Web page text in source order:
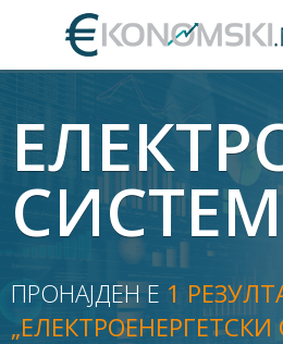
АКТУЕЛНО
ЕКОНОМИЈА
ФИНАНСИИ
БАНКАРСТВО
ЖИВОТ
ПРОНАЈДЕН Е 1